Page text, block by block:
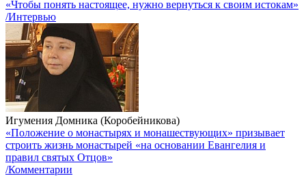
«Чтобы понять настоящее, нужно вернуться к своим истокам»
/Интервью
Игумения Домника (Коробейникова)
«Положение о монастырях и монашествующих» призывает
строить жизнь монастырей «на основании Евангелия и
правил святых Отцов»
/Комментарии